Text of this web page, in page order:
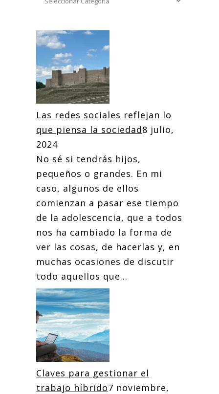
Las redes sociales reflejan lo
que piensa la sociedad8 julio,
2024
No sé si tendrás hijos,
pequeños o grandes. En mi
caso, algunos de ellos
comienzan a pasar ese tiempo
de la adolescencia, que a todos
nos ha cambiado la forma de
ver las cosas, de hacerlas y, en
muchas ocasiones de discutir
todo aquellos que...
Claves para gestionar el
trabajo híbrido7 noviembre,